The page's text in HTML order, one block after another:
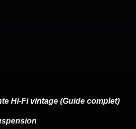
Hi-Fi vintage (Guide complet)